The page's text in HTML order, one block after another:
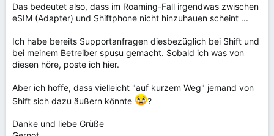
Das bedeutet also, dass im Roaming-Fall irgendwas zwischen
eSIM (Adapter) und Shiftphone nicht hinzuhauen scheint ...
Ich habe bereits Supportanfragen diesbezüglich bei Shift und
bei meinem Betreiber spusu gemacht. Sobald ich was von
diesen höre, poste ich hier.
Aber ich hoffe, dass vielleicht "auf kurzem Weg" jemand von
Shift sich dazu äußern könnte
?
Danke und liebe Grüße